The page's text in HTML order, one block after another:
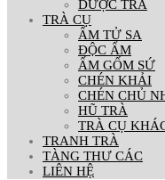
DƯỢC TRÀ
TRÀ CỤ
ẤM TỬ SA
ĐỘC ẨM
ẤM GỐM SỨ
CHÉN KHẢI
CHÉN CHỦ
HŨ TRÀ
TRÀ CỤ
TRANH TRÀ
TÀNG THƯ CÁC
LIÊN HỆ